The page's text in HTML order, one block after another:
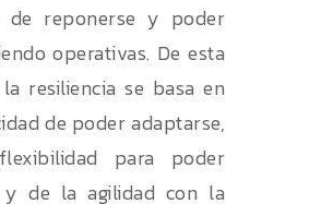
de reponerse y poder
operativas. De esta
resiliencia se basa en
de poder adaptarse,
para poder
y de la agilidad con la